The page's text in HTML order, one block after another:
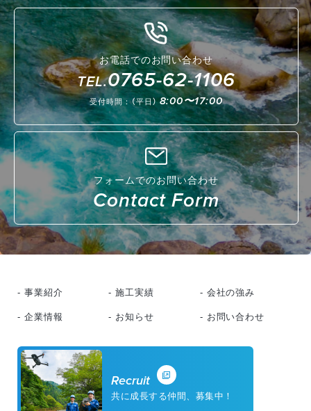
お電話でのお問い合わせ
TEL.0765-62-1106
受付時間：（平日） 8:00〜17:00
フォームでのお問い合わせ
Contact Form
- 事業紹介 - 施工実績 - 会社の強み
- 企業情報 - お知らせ - お問い合わせ
Recruit
共に成長する仲間、募集中！